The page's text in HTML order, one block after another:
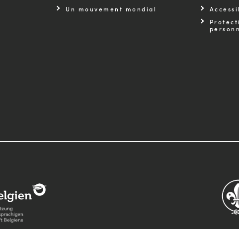
Un mouvement mondial